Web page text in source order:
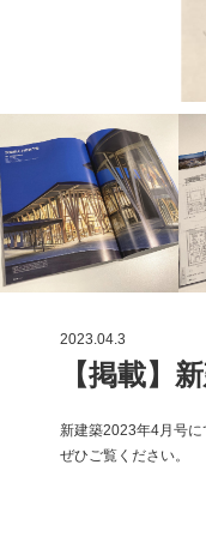
2023.04.3
【掲載】
新建築2023年4月号
ぜひご覧ください。